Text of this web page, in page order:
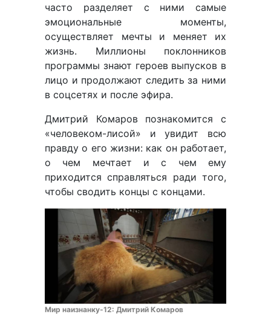
часто разделяет с ними самые
эмоциональные моменты,
осуществляет мечты и меняет их
жизнь. Миллионы поклонников
программы знают героев выпусков в
лицо и продолжают следить за ними
в соцсетях и после эфира.
Дмитрий Комаров познакомится с
«человеком-лисой» и увидит всю
правду о его жизни: как он работает,
о чем мечтает и с чем ему
приходится справляться ради того,
чтобы сводить концы с концами.
Мир наизнанку-12: Дмитрий Комаров